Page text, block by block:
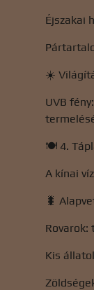
Éjszakai
☀️
UVB
🍽️ 4.
A kínai
🐛
Rovarok:
Kis